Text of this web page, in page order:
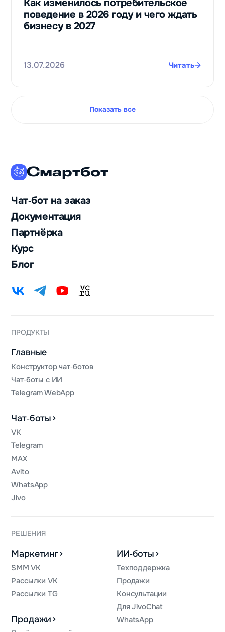
Как изменилось потребительское
поведение в 2026 году и чего ждать
бизнесу в 2027
13.07.2026 Читать
Показать все
Смартбот
Чат‑бот на заказ
Документация
Партнёрка
Курс
Блог
ПРОДУКТЫ
Главные
Конструктор чат‑ботов
Чат‑боты с ИИ
Telegram WebApp
Чат‑боты
VK
Telegram
MAX
Avito
WhatsApp
Jivo
РЕШЕНИЯ
Маркетинг
SMM VK
Рассылки VK
Рассылки TG
Продажи
ИИ‑боты
Техподдержка
Продажи
Консультации
Для JivoChat
WhatsApp